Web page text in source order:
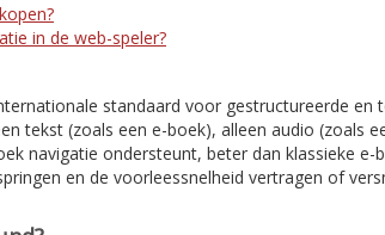
in de web-speler?
standaard voor gestructureerde en
tekst (zoals een e-boek), alleen audio (zoals
navigatie ondersteunt, beter dan klassieke e-
en de voorleessnelheid vertragen of